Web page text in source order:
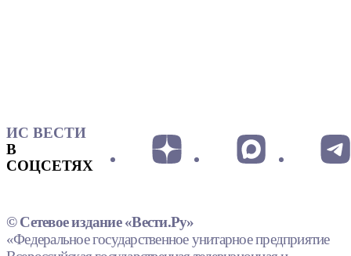
ИС ВЕСТИ
В
СОЦСЕТЯХ
© Сетевое издание «Вести.Ру»
«Федеральное государственное унитарное предприятие